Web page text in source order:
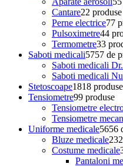
Cantare22 produse
Perne electrice77
Pulsoximetre44
Termometre33
Saboti medicali5757 de
Saboti medicali
Saboti medicali
Stetoscoape1818 produse
Tensiometre99 produse
Tensiometre
Tensiometre
Uniforme medicale5656
Bluze medicale23
Costume medicale
Pantaloni